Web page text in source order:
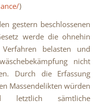
)
gestern beschlossenen
werde die ohnehin
belasten und
nicht
Durch die Erfassung
Massendelikten würden
letztlich sämtliche